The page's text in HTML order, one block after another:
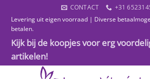
naar
inhoud
CONTACT
+31
Levering uit eigen voorraad | Diverse
betalen.
Kijk bij de koopjes voor erg
artikelen!